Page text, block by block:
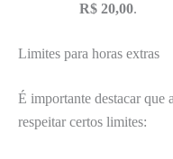
R$ 20,00.
Limites para horas extras
É importante destacar que
respeitar certos limites: